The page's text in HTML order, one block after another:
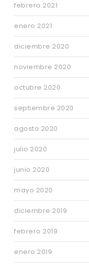
febrero 2021
enero 2021
diciembre 2020
noviembre 2020
octubre 2020
septiembre 2020
agosto 2020
julio 2020
junio 2020
mayo 2020
diciembre 2019
febrero 2019
enero 2019